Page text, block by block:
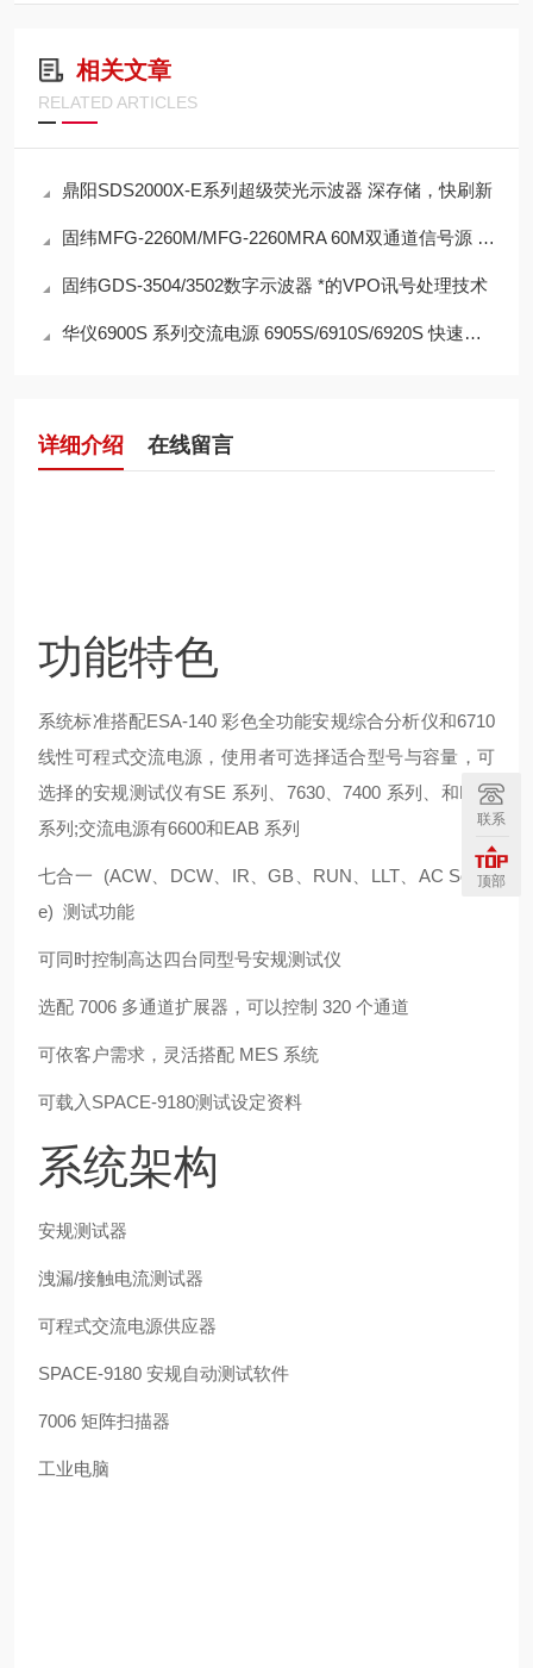
相关文章
RELATED ARTICLES
鼎阳SDS2000X-E系列超级荧光示波器 深存储，快刷新
固纬MFG-2260M/MFG-2260MRA 60M双通道信号源 全功能脉冲信号发生器
固纬GDS-3504/3502数字示波器 *的VPO讯号处理技术
华仪6900S 系列交流电源 6905S/6910S/6920S 快速呼叫的记忆功能
详细介绍 在线留言
功能特色
系统标准搭配ESA-140 彩色全功能安规综合分析仪和6710
线性可程式交流电源，使用者可选择适合型号与容量，可
选择的安规测试仪有SE 系列、7630、7400 系列、和EPV
系列;交流电源有6600和EAB 系列
七合一 (ACW、DCW、IR、GB、RUN、LLT、AC Sourc
e) 测试功能
可同时控制高达四台同型号安规测试仪
选配 7006 多通道扩展器，可以控制 320 个通道
可依客户需求，灵活搭配 MES 系统
可载入SPACE-9180测试设定资料
系统架构
安规测试器
洩漏/接触电流测试器
可程式交流电源供应器
SPACE-9180 安规自动测试软件
7006 矩阵扫描器
工业电脑
联系
顶部